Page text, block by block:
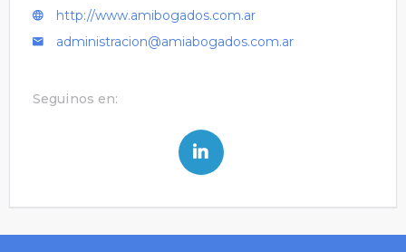
http://www.amibogados.com.ar
administracion@amiabogados.com.ar
Seguinos en: